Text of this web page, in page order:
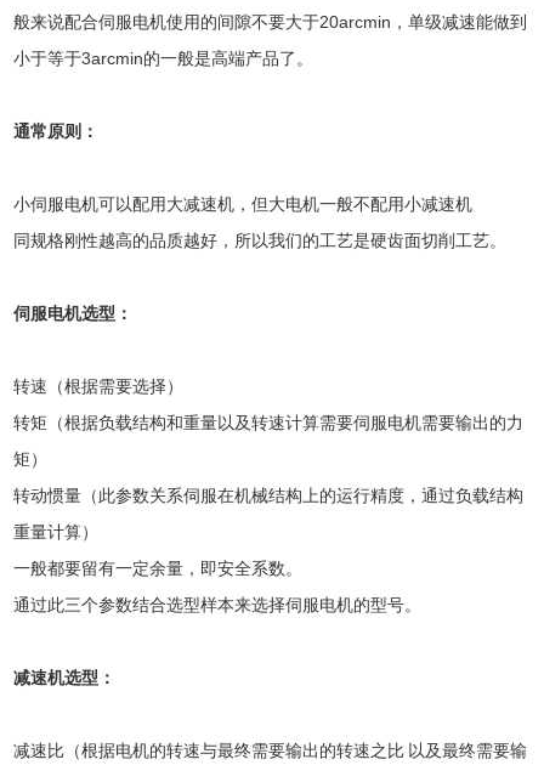
般来说配合伺服电机使用的间隙不要大于20arcmin，单级减速能做到
小于等于3arcmin的一般是高端产品了。
通常原则：
小伺服电机可以配用大减速机，但大电机一般不配用小减速机
同规格刚性越高的品质越好，所以我们的工艺是硬齿面切削工艺。
伺服电机选型：
转速（根据需要选择）
转矩（根据负载结构和重量以及转速计算需要伺服电机需要输出的力
矩）
转动惯量（此参数关系伺服在机械结构上的运行精度，通过负载结构
重量计算）
一般都要留有一定余量，即安全系数。
通过此三个参数结合选型样本来选择伺服电机的型号。
减速机选型：
减速比（根据电机的转速与最终需要输出的转速之比 以及最终需要输